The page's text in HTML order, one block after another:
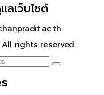
เว็บไซต์
rights reserved.